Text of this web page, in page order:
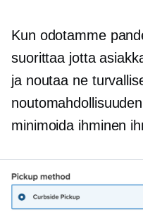
Kun odotamme
suorittaa jotta
ja noutaa ne
minimoida ihminen